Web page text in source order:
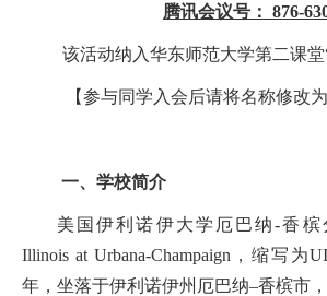
腾讯会议号： 876-
该活动纳入华东师范大学第二课
【参与同学入会后请将名称修改
一、学校简介
美国伊利诺伊大学厄巴纳-香槟
Illinois at Urbana-Champaign，缩写为
年，坐落于伊利诺伊州厄巴纳–香槟市